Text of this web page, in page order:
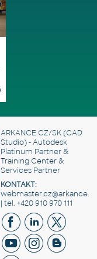
ARKANCE CZ/SK(CAD
Studio) - Autodesk
Platinum Partner &
Training Center &
Services Partner
KONTAKT:
| tel. +420 910 970 111